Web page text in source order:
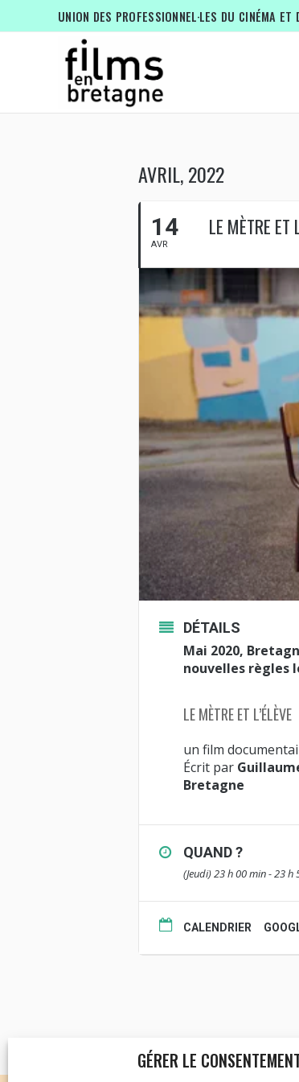
GÉRER LE
UNION DES PROFESSIONNEL·LES DU CINÉMA ET
AVRIL, 2022
14
AVR
LE MÈTRE
DÉTAILS
Mai 2020,
nouvelles règles
LE MÈTRE ET L’ÉLÈVE
un film
Écrit par
Bretagne
QUAND ?
(Jeudi) 23 h 00 min - 23 h
CALENDRIER